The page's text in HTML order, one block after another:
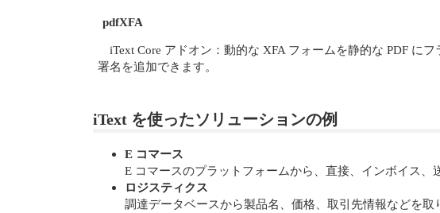
pdfXFA
iText Core アドオン：動的な XFA フォームを静的な PDF に
署名を追加できます。
iText を使ったソリューションの例
E コマース
E コマースのプラットフォームから、直接、インボイス
ロジスティクス
調達データベースから製品名、価格、取引先情報などを